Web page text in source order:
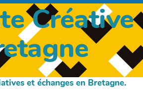
Créative
et échanges en Bretagne.